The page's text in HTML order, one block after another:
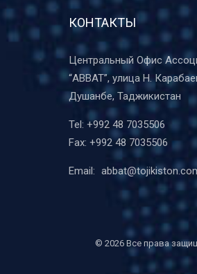
КОНТАКТЫ
Центральный Офис
“ABBAT”, улица Н.
Душанбе, Таджикистан
Tel: +992 48 7035506
Fax: +992 48 7035506
Email:
© 2026 Все права